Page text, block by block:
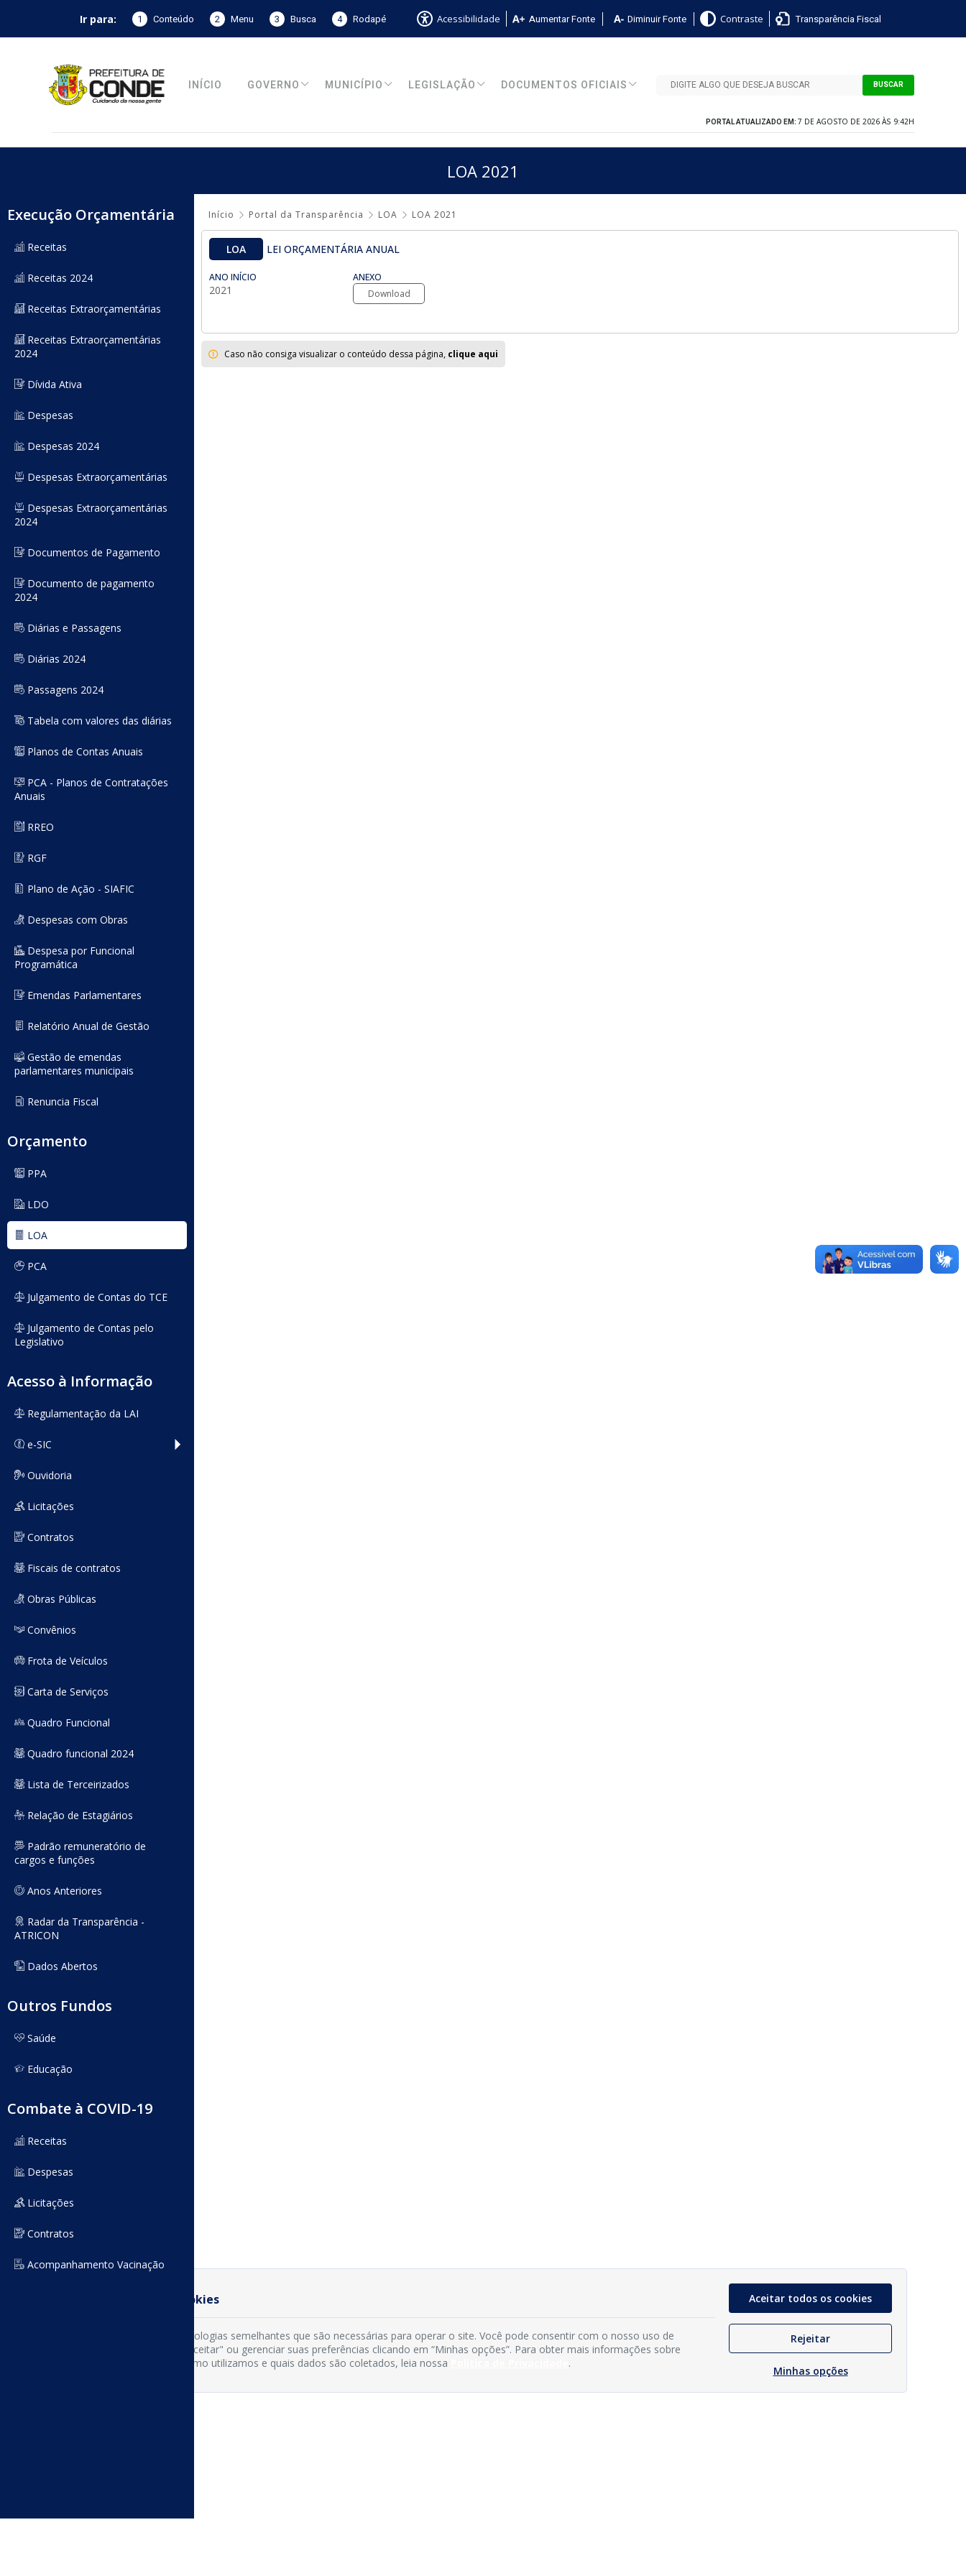
Ir para: 1 Conteúdo 2 Menu 3 Busca 4 Rodapé Acessibilidade Aumentar Fonte Diminuir Fonte Contraste Transparência Fiscal
INÍCIO GOVERNO MUNICÍPIO LEGISLAÇÃO DOCUMENTOS OFICIAIS BUSCAR
PORTAL ATUALIZADO EM: 7 DE AGOSTO DE 2026 ÀS 9:42H
LOA 2021
Início Portal da Transparência LOA LOA 2021
Execução Orçamentária
Receitas
Receitas 2024
Receitas Extraorçamentárias
Receitas Extraorçamentárias
2024
Dívida Ativa
Despesas
Despesas 2024
Despesas Extraorçamentárias
Despesas Extraorçamentárias
2024
Documentos de Pagamento
Documento de pagamento
2024
Diárias e Passagens
Diárias 2024
Passagens 2024
Tabela com valores das diárias
Planos de Contas Anuais
PCA - Planos de Contratações
Anuais
RREO
RGF
Plano de Ação - SIAFIC
Despesas com Obras
Despesa por Funcional
Programática
Emendas Parlamentares
Relatório Anual de Gestão
Gestão de emendas
parlamentares municipais
Renuncia Fiscal
Orçamento
PPA
LDO
LOA
PCA
Julgamento de Contas do TCE
Julgamento de Contas pelo
Legislativo
Acesso à Informação
Regulamentação da LAI
e-SIC
Ouvidoria
Licitações
Contratos
Fiscais de contratos
Obras Públicas
Convênios
Frota de Veículos
Carta de Serviços
Quadro Funcional
Quadro funcional 2024
Lista de Terceirizados
Relação de Estagiários
Padrão remuneratório de
cargos e funções
Anos Anteriores
Radar da Transparência -
ATRICON
Dados Abertos
Outros Fundos
Saúde
Educação
Combate à COVID-19
Receitas
Despesas
Licitações
Contratos
Acompanhamento Vacinação
LOA LEI ORÇAMENTÁRIA ANUAL
ANO INÍCIO
2021
ANEXO
Download
Caso não consiga visualizar o conteúdo dessa página, clique aqui
Preferência de Cookies
Usamos cookies e tecnologias semelhantes que são necessárias para operar o site. Você pode consentir com o nosso uso de
cookies clicando em "Aceitar" ou gerenciar suas preferências clicando em “Minhas opções”. Para obter mais informações sobre
os tipos de cookies, como utilizamos e quais dados são coletados, leia nossa
.
Aceitar todos os cookies
Rejeitar
Minhas opções